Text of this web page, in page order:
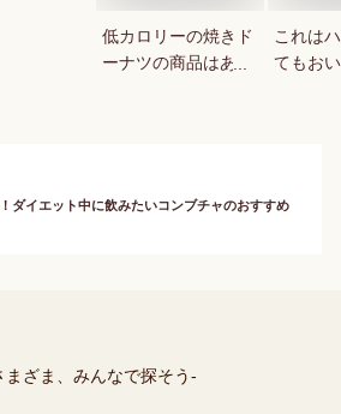
低カロリーの焼きド
ーナツの商品はあり
これは
てもお
ダイエット中に飲みたいコンブチャのおすすめ
ざま、みんなで探そう-